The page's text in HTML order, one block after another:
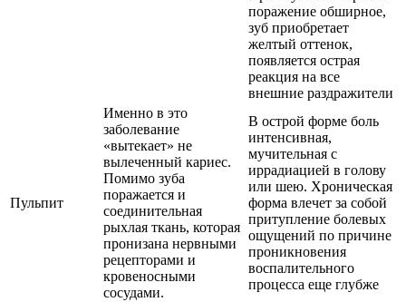
поражение обширное,
зуб приобретает
желтый оттенок,
появляется острая
реакция на все
внешние раздражители
Пульпит
Именно в это
заболевание
«вытекает» не
вылеченный кариес.
Помимо зуба
поражается и
соединительная
рыхлая ткань, которая
пронизана нервными
рецепторами и
кровеносными
сосудами.
В острой форме боль
интенсивная,
мучительная с
иррадиацией в голову
или шею. Хроническая
форма влечет за собой
притупление болевых
ощущений по причине
проникновения
воспалительного
процесса еще глубже